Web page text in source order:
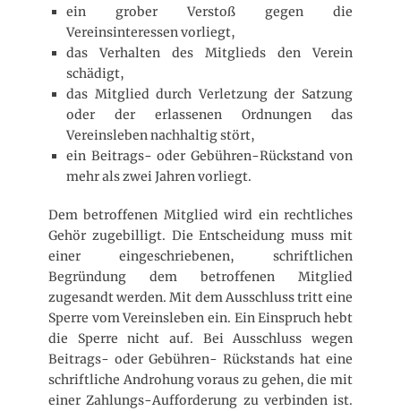
ein grober Verstoß gegen die
Vereinsinteressen vorliegt,
das Verhalten des Mitglieds den Verein
schädigt,
das Mitglied durch Verletzung der Satzung
oder der erlassenen Ordnungen das
Vereinsleben nachhaltig stört,
ein Beitrags- oder Gebühren-Rückstand von
mehr als zwei Jahren vorliegt.
Dem betroffenen Mitglied wird ein rechtliches
Gehör zugebilligt. Die Entscheidung muss mit
einer eingeschriebenen, schriftlichen
Begründung dem betroffenen Mitglied
zugesandt werden. Mit dem Ausschluss tritt eine
Sperre vom Vereinsleben ein. Ein Einspruch hebt
die Sperre nicht auf. Bei Ausschluss wegen
Beitrags- oder Gebühren- Rückstands hat eine
schriftliche Androhung voraus zu gehen, die mit
einer Zahlungs-Aufforderung zu verbinden ist.